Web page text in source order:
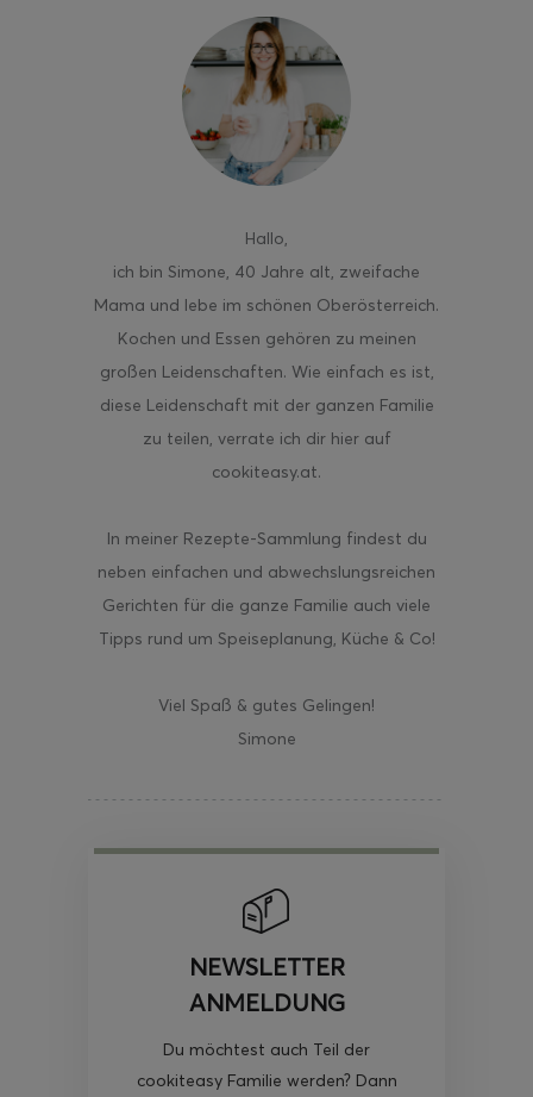
Hallo
ich bin Simone, 40 Jahre alt, zweifache
Mama und lebe im schönen Oberösterreich.
Kochen und Essen gehören zu meinen
großen Leidenschaften. Wie einfach es ist,
diese Leidenschaft mit der ganzen Familie
zu teilen, verrate ich dir hier auf
cookiteasy.at.
In meiner Rezepte-Sammlung findest du
neben einfachen und abwechslungsreichen
Gerichten für die ganze Familie auch viele
Tipps rund um Speiseplanung, Küche & Co!
Viel Spaß & gutes Gelingen!
Simone
NEWSLETTER
ANMELDUNG
Du möchtest auch Teil der
cookiteasy Familie werden? Dann